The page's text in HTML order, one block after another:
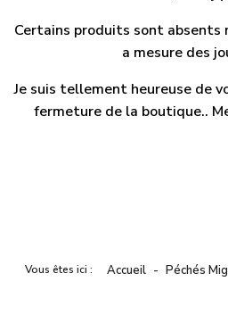
Certains produits sont absents
a mesure des
Je suis tellement heureuse de
fermeture de la boutique..
Vous êtes ici : Accueil Péchés